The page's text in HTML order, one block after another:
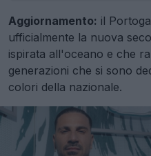
Aggiornamento: il
ufficialmente la nuova
ispirata all'oceano e che
generazioni che si sono
colori della nazionale.